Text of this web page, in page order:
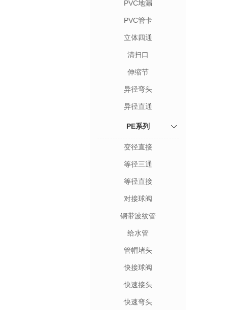
PVC地漏
PVC管卡
立体四通
清扫口
伸缩节
异径弯头
异径直通
PE系列
变径直接
等径三通
等径直接
对接球阀
钢带波纹管
给水管
管帽堵头
快接球阀
快速接头
快速弯头